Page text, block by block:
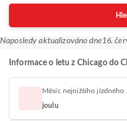
Naposledy aktualizováno dne16.
Informace o letu z Chicago do
Měsíc nejnižšího jízdného
joulu